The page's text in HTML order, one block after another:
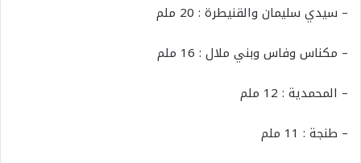
– سيدي سليمان والقنيطرة : 20 ملم
– مكناس وفاس وبني ملال : 16 ملم
– المحمدية : 12 ملم
– طنجة : 11 ملم